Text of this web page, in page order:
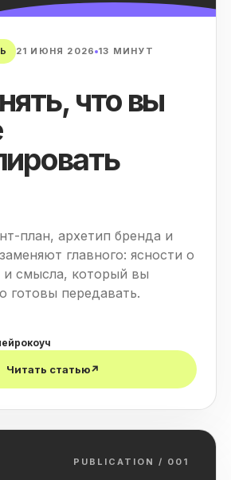
21 ИЮНЯ 2026 13 МИНУТ
что вы
план, архетип бренда и
главного: ясности о
и смысла, который вы
готовы передавать.
Читать статью↗
PUBLICATION / 001